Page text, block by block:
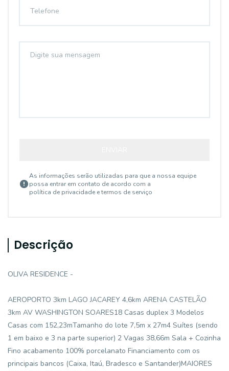
As informações serão utilizadas para que a nossa equipe
possa entrar em contato de acordo com a
política de privacidade e termos de serviço
Descrição
OLIVA RESIDENCE -
AEROPORTO 3km LAGO JACAREY 4,6km ARENA CASTELÃO
3km AV WASHINGTON SOARES18 Casas duplex 3 Modelos
Casas com 152,23mTamanho do lote 7,5m x 27m4 Suítes (sendo
1 em baixo e 3 na parte superior) 2 Vagas 38,66m Sala + Cozinha
Fino acabamento 100% porcelanato Financiamento com os
principais bancos (Caixa, Itaú, Bradesco e Santander)MAIORES